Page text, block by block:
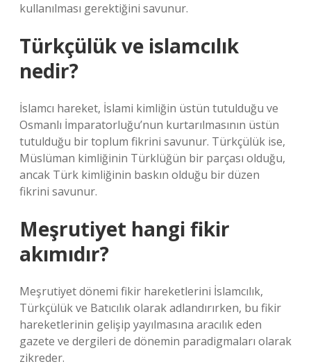
kullanılması gerektiğini savunur.
Türkçülük ve islamcılık
nedir?
İslamcı hareket, İslami kimliğin üstün tutulduğu ve
Osmanlı İmparatorluğu’nun kurtarılmasının üstün
tutulduğu bir toplum fikrini savunur. Türkçülük ise,
Müslüman kimliğinin Türklüğün bir parçası olduğu,
ancak Türk kimliğinin baskın olduğu bir düzen
fikrini savunur.
Meşrutiyet hangi fikir
akımıdır?
Meşrutiyet dönemi fikir hareketlerini İslamcılık,
Türkçülük ve Batıcılık olarak adlandırırken, bu fikir
hareketlerinin gelişip yayılmasına aracılık eden
gazete ve dergileri de dönemin paradigmaları olarak
zikreder.